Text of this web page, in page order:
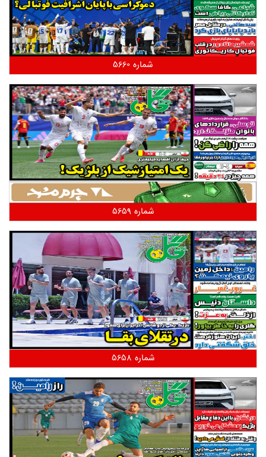
شماره 5660
شماره 5659
شماره 5658